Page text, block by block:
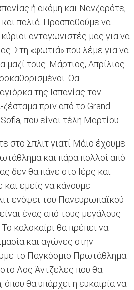
ή ακόμη και Νανζαρότε,
παλιά. Προσπαθούμε να
ανταγωνιστές μας για να
Στη «φωτιά» που λέμε για να
μαζί τους. Μάρτιος, Απρίλιος
Θα
της Ισπανίας τον
πριν από το Grand
που είναι τέλη Μαρτίου.
στο Σπλιτ γιατί Μάιο έχουμε
και πάρα πολλοί από
δεν θα πάνε στο Ιέρς και
και εμείς να κάνουμε
ενόψει του Πανευρωπαϊκού
ένας από τους μεγάλους
καλοκαίρι θα πρέπει να
και αγώνες στην
το Παγκόσμιο Πρωτάθλημα
Λος Άντζελες που θα
όπου θα υπάρχει η ευκαιρία να